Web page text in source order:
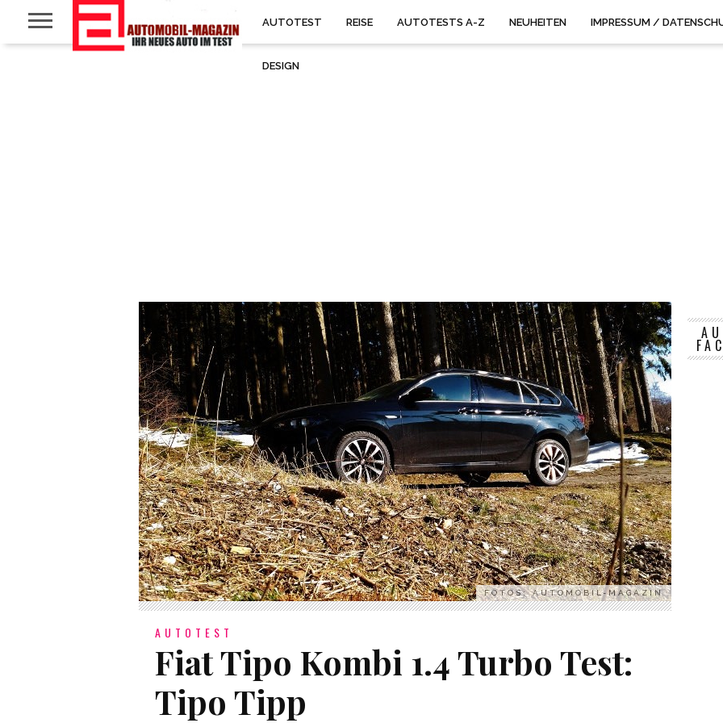
AUTOTEST REISE AUTOTESTS A-Z NEUHEITEN IMPRESSUM /
DESIGN
FOTOS: AUTOMOBIL-MAGAZIN
AUTOTEST
Fiat Tipo Kombi 1.4 Turbo Test:
Tipo Tipp